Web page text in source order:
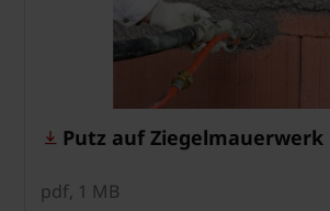
Putz auf Ziegelmauerwerk
pdf, 1 MB